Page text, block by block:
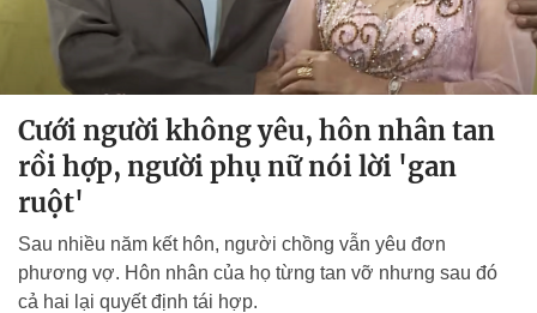
Cưới người không yêu, hôn nhân tan
rồi hợp, người phụ nữ nói lời 'gan
ruột'
Sau nhiều năm kết hôn, người chồng vẫn yêu đơn
phương vợ. Hôn nhân của họ từng tan vỡ nhưng sau đó
cả hai lại quyết định tái hợp.